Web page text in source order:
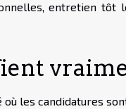
entretien tôt
les candidatures